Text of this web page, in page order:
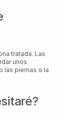
tratada. Las
unos
las piernas o la